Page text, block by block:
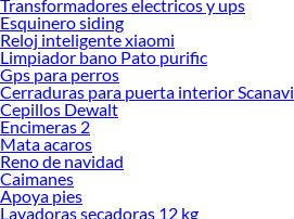
Desde remodelaciones hasta proyectos de
tus ideas realidad. ¡Visítanos y encuentra todo lo
Escuadras y soporte de repisa!
Explora la variedad de productos de
Sodimac
Herramientas, materiales y accesorios de calidad
renovación de espacios. ¡Visítanos y descubre
ofrecerte!
Encuentra una amplia variedad de productos de
Transformadores electricos y ups
Esquinero siding
Reloj inteligente xiaomi
Limpiador bano Pato purific
Gps para perros
Cerraduras para puerta interior
Cepillos Dewalt
Encimeras 2
Mata acaros
Reno de navidad
Caimanes
Apoya pies
Lavadoras secadoras 12 kg